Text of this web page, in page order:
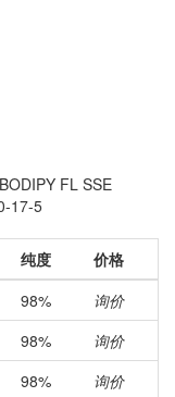
FL SSE
17-5
纯度
价格
98%
询价
98%
询价
98%
询价